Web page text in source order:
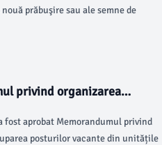
prăbuşire sau ale semne de
privind organizarea
fost aprobat Memorandumul privind
posturilor vacante din unitățile